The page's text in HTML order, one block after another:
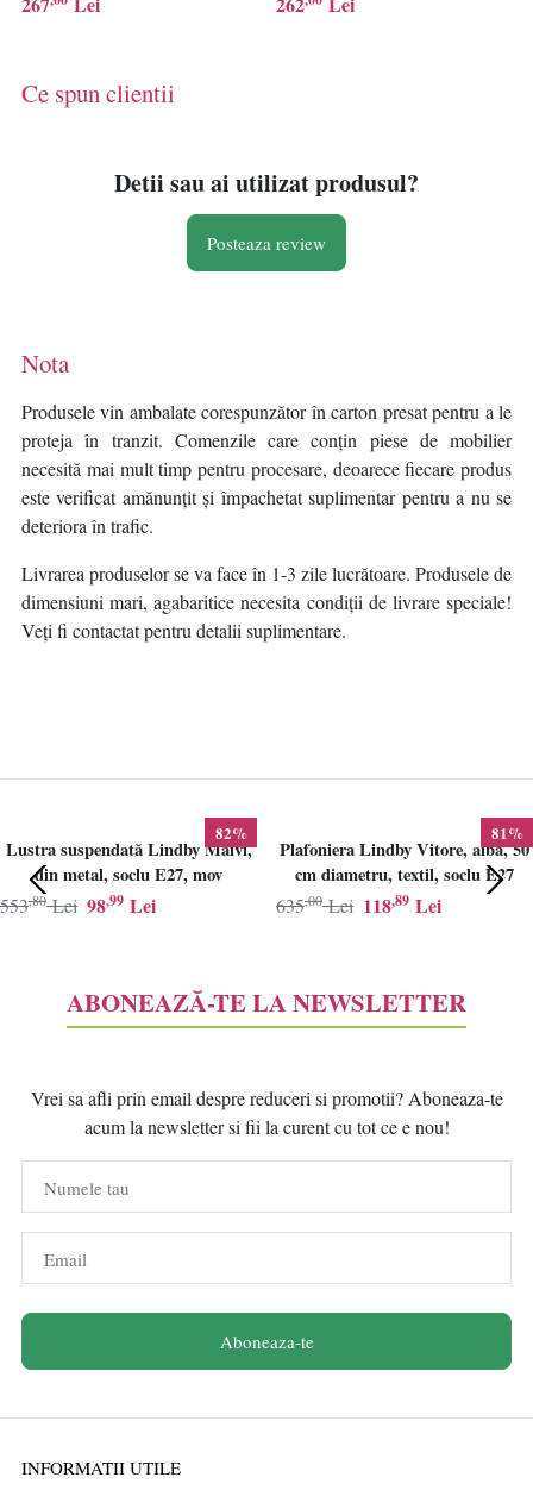
Ce spun clientii
Detii sau ai utilizat produsul?
Posteaza review
Nota
Produsele vin ambalate corespunzător în carton presat pentru a le
proteja în tranzit. Comenzile care conțin piese de mobilier
necesită mai mult timp pentru procesare, deoarece fiecare produs
este verificat amănunțit și împachetat suplimentar pentru a nu se
deteriora în trafic.
Livrarea produselor se va face în 1-3 zile lucrătoare. Produsele de
dimensiuni mari, agabaritice necesita condiții de livrare speciale!
Veți fi contactat pentru detalii suplimentare.
82%
Lustra suspendată Lindby Maivi,
din metal, soclu E27, mov
98,99 Lei
553,80 Lei
81%
Plafoniera Lindby Vitore, alba, 50
cm diametru, textil, soclu E27
118,89 Lei
635,00 Lei
ABONEAZĂ-TE LA NEWSLETTER
Vrei sa afli prin email despre reduceri si promotii? Aboneaza-te
acum la newsletter si fii la curent cu tot ce e nou!
Numele tau
Email
Aboneaza-te
INFORMATII UTILE